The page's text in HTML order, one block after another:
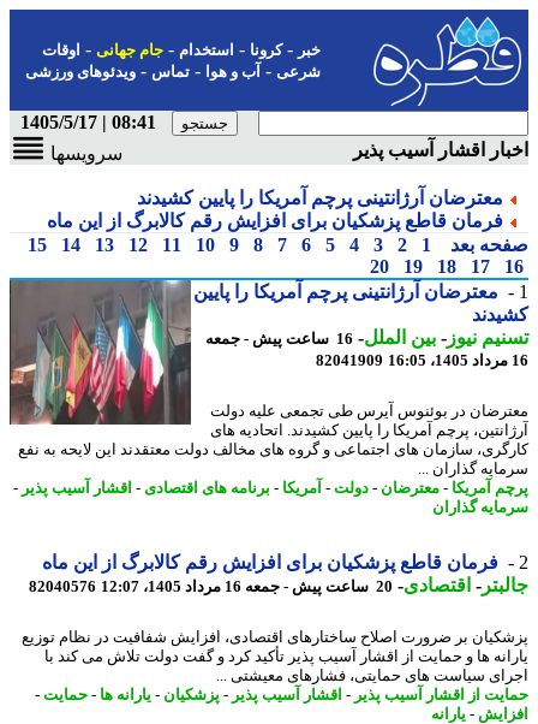
-کرونا-استخدام- جام جهانی-اوقات
شرعی-آب و هوا-تماس-ویدئوهای ورزشی
08:41 | 1405/5/17
اقشار آسیب پذیر
سرویسها
معترضان آرژانتینی پرچم آمریکا را پایین کشیدند
فرمان قاطع پزشکیان برای افزایش رقم کالابرگ از این ماه
بعد
1
2
3
4
5
6
7
8
9
10
11
12
13
14
15
17
18
19
20
معترضان آرژانتینی پرچم آمریکا را پایین
نیوز-بین الملل-
16 ساعت پیش - جمعه
82041909
در بوئنوس آیرس طی تجمعی علیه دولت
پرچم آمریکا را پایین کشیدند. اتحادیه های
سازمان های اجتماعی و گروه های مخالف دولت معتقدند این لایحه به نفع
گذاران ...
آمریکا- معترضان-دولت-آمریکا- برنامه های اقتصادی-اقشار آسیب پذیر -
گذاران
فرمان قاطع پزشکیان برای افزایش رقم کالابرگ از این ماه
-اقتصادی-20 ساعت پیش - جمعه 16 مرداد 1405، 12:07 82040576
بر ضرورت اصلاح ساختارهای اقتصادی، افزایش شفافیت در نظام توزیع
ها و حمایت از اقشار آسیب پذیر تأکید کرد و گفت دولت تلاش می کند با
سیاست های حمایتی، فشارهای معیشتی ...
از اقشار آسیب پذیر -اقشار آسیب پذیر -پزشکیان-یارانه ها - حمایت-
-یارانه